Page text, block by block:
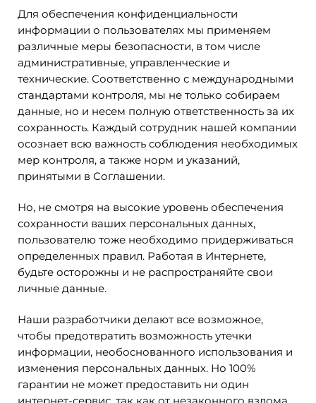
Для обеспечения конфиденциальности
информации о пользователях мы применяем
различные меры безопасности, в том числе
административные, управленческие и
технические. Соответственно с международными
стандартами контроля, мы не только собираем
данные, но и несем полную ответственность за их
сохранность. Каждый сотрудник нашей компании
осознает всю важность соблюдения необходимых
мер контроля, а также норм и указаний,
принятыми в Соглашении.
Но, не смотря на высокие уровень обеспечения
сохранности ваших персональных данных,
пользователю тоже необходимо придерживаться
определенных правил. Работая в Интернете,
будьте осторожны и не распространяйте свои
личные данные.
Наши разработчики делают все возможное,
чтобы предотвратить возможность утечки
информации, необоснованного использования и
изменения персональных данных. Но 100%
гарантии не может предоставить ни один